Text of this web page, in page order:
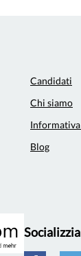
Candidati
Chi siamo
Blog